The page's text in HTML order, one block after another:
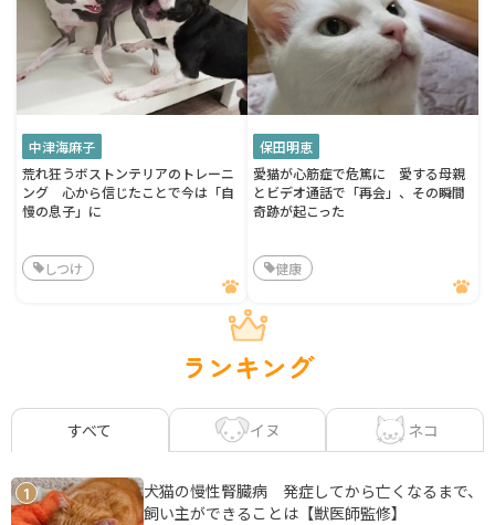
中津海麻子
荒れ狂うボストンテリアのトレーニ
ング 心から信じたことで今は「自
慢の息子」に
しつけ
保田明恵
愛猫が心筋症で危篤に 愛する母親
とビデオ通話で「再会」、その瞬間
奇跡が起こった
健康
ランキング
すべて イヌ ネコ
1
犬猫の慢性腎臓病 発症してから亡くなるまで、
飼い主ができることは【獣医師監修】